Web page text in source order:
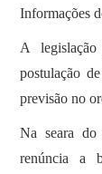
Informações
A
postulação
previsão no
Na seara do
renúncia a